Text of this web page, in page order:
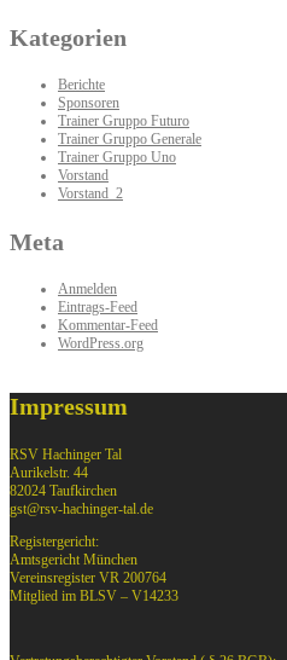
Kategorien
Berichte
Sponsoren
Trainer Gruppo Futuro
Trainer Gruppo Generale
Trainer Gruppo Uno
Vorstand
Vorstand_2
Meta
Anmelden
Eintrags-Feed
Kommentar-Feed
WordPress.org
Impressum
RSV Hachinger Tal
Aurikelstr. 44
82024 Taufkirchen
gst@rsv-hachinger-tal.de
Registergericht:
Amtsgericht München
Vereinsregister VR 200764
Mitglied im BLSV – V14233